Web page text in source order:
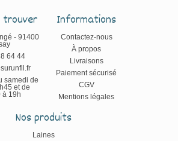
trouver
- 91400
64 44
samedi de
et de
à 19h
Informations
Contactez-nous
À propos
Livraisons
Paiement sécurisé
CGV
Mentions légales
Nos produits
Laines